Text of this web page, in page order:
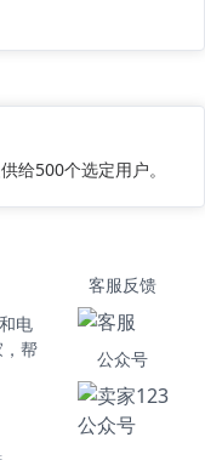
给500个选定用户。
电
帮
客服反馈
公众号